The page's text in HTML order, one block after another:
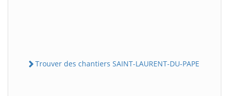
Trouver des chantiers SAINT-LAURENT-DU-PAPE